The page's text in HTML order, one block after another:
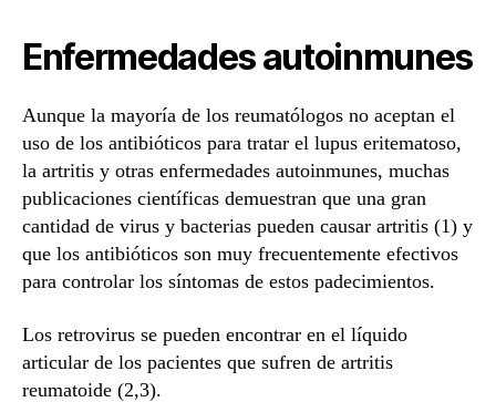
Enfermedades autoinmunes
Aunque la mayoría de los reumatólogos no aceptan el
uso de los antibióticos para tratar el lupus eritematoso,
la artritis y otras enfermedades autoinmunes, muchas
publicaciones científicas demuestran que una gran
cantidad de virus y bacterias pueden causar artritis (1) y
que los antibióticos son muy frecuentemente efectivos
para controlar los síntomas de estos padecimientos.
Los retrovirus se pueden encontrar en el líquido
articular de los pacientes que sufren de artritis
reumatoide (2,3).